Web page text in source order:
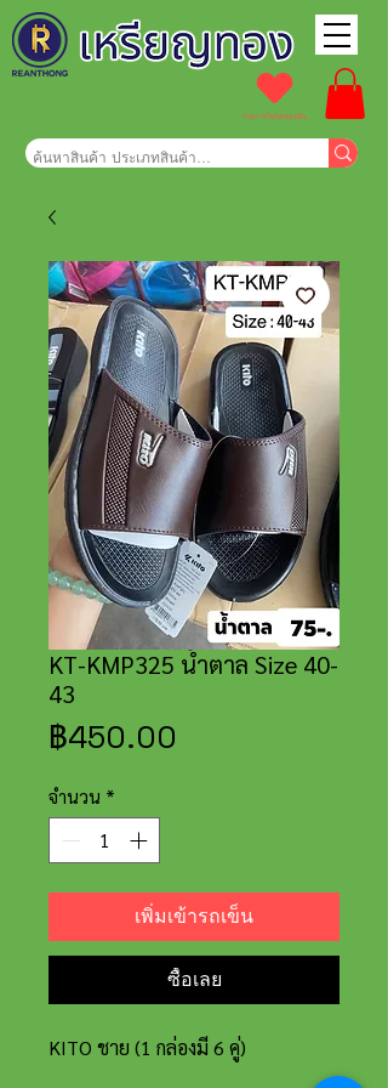
รายการโปรดของฉัน
KT-KMP325 น้ำตาล Size 40-
43
฿450.00
จำนวน *
เพิ่มเข้ารถเข็น
ซื้อเลย
KITO ชาย (1 กล่องมี 6 คู่)